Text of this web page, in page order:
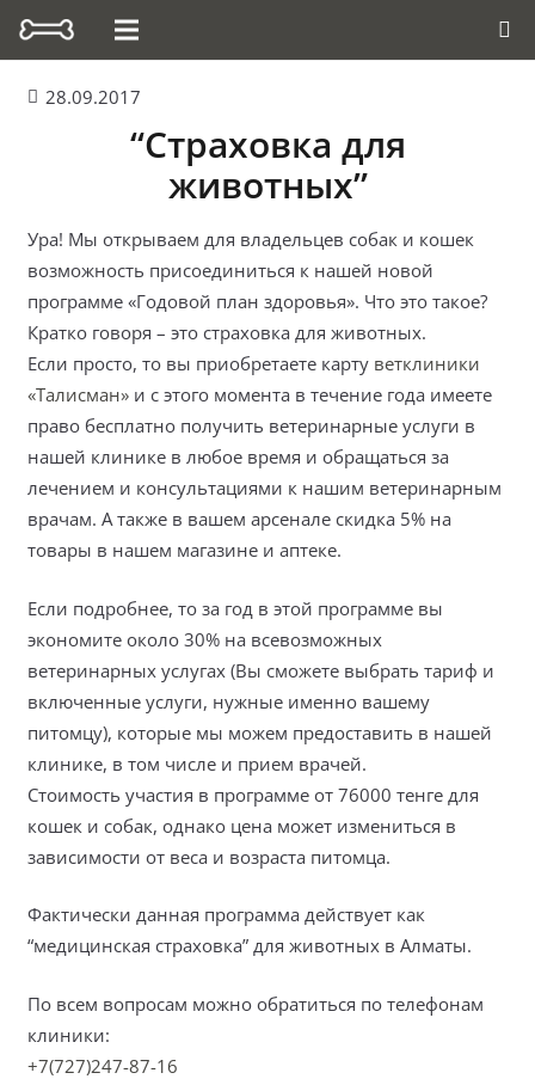
28.09.2017
“Страховка для
животных”
Ура! Мы открываем для владельцев собак и кошек
возможность присоединиться к нашей новой
программе «Годовой план здоровья». Что это такое?
Кратко говоря – это страховка для животных.
Если просто, то вы приобретаете карту ветклиники
«Талисман»и с этого момента в течение года имеете
право бесплатно получить ветеринарные услуги в
нашей клинике в любое время и обращаться за
лечением и консультациями к нашим ветеринарным
врачам. А также в вашем арсенале скидка 5% на
товары в нашем магазине и аптеке.
Если подробнее, то за год в этой программе вы
экономите около 30% на всевозможных
ветеринарных услугах (Вы сможете выбрать тариф и
включенные услуги, нужные именно вашему
питомцу), которые мы можем предоставить в нашей
клинике, в том числе и прием врачей.
Стоимость участия в программе от 76000 тенге для
кошек и собак, однако цена может измениться в
зависимости от веса и возраста питомца.
Фактически данная программа действует как
“медицинская страховка” для животных в Алматы.
По всем вопросам можно обратиться по телефонам
клиники:
+7(727)247-87-16